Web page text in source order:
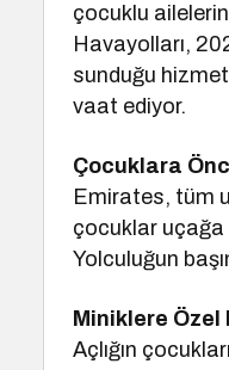
çocuklu
Havayolları,
sunduğu
vaat ediyor.
Çocuklara
Emirates, tüm
çocuklar uçağa
Yolculuğun
Miniklere Özel
Açlığın